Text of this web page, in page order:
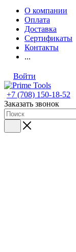
О компании
Оплата
Доставка
Сертификаты
Контакты
...
Войти
+7 (708) 150-18-52
Заказать звонок